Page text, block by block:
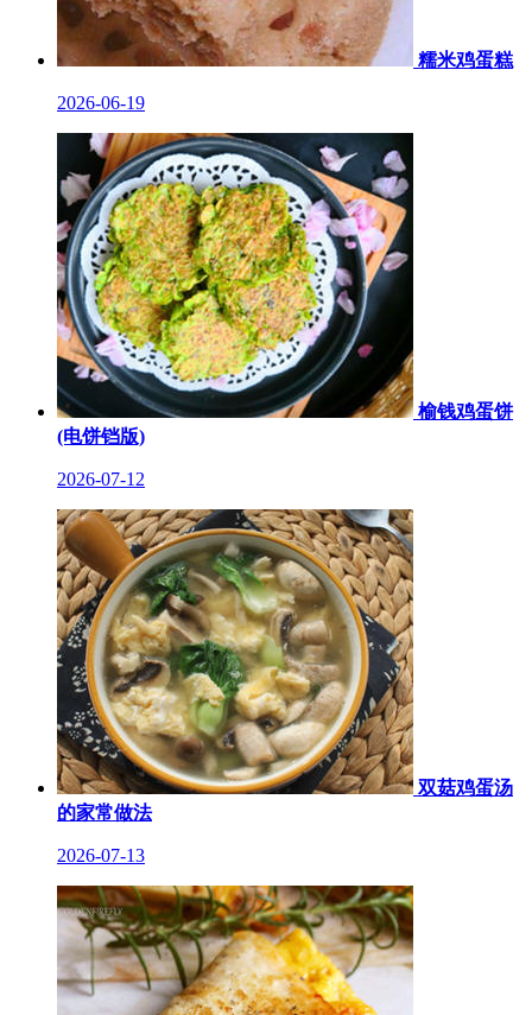
糯米鸡蛋糕
2026-06-19
榆钱鸡蛋饼
(电饼铛版)
2026-07-12
双菇鸡蛋汤
的家常做法
2026-07-13